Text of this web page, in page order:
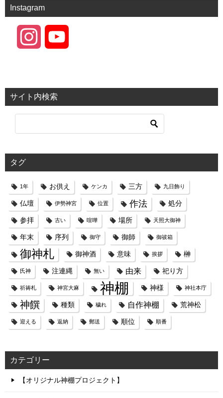
Instagram
t
a
g
m
T
u
b
C
h
a
n
n
サイト内検索
タグ
1年 お供え ケンカ 三方 九日飾り
仏壇 伊勢神宮 位置 作法 処分
参拝 古い 喧嘩 場所 天照大御神
年末 序列 御守 御師 御祓箱
御神札 御神酒 意味 挨拶 榊
氏神 注連縄 無い 由来 祀り方
祈祷札 神宮大麻 神棚 神様 神社本庁
神饌 種類 穢れ 自作神棚 荒神松
迎える 返納 郵送 順位 順番
カテゴリー
【オリジナル神棚プロジェクト】